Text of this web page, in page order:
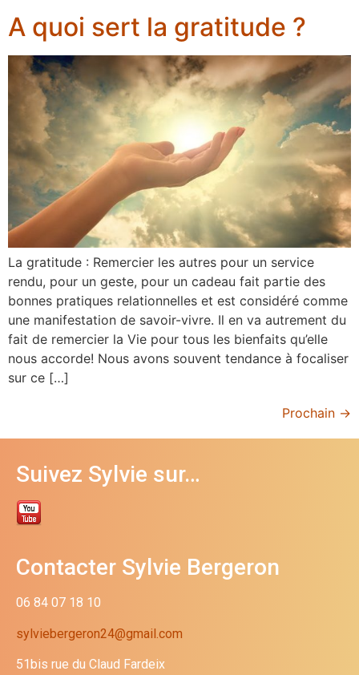
A quoi sert la gratitude ?
La gratitude : Remercier les autres pour un service
rendu, pour un geste, pour un cadeau fait partie des
bonnes pratiques relationnelles et est considéré comme
une manifestation de savoir-vivre. Il en va autrement du
fait de remercier la Vie pour tous les bienfaits qu’elle
nous accorde! Nous avons souvent tendance à focaliser
sur ce […]
Prochain →
Suivez Sylvie sur…
Contacter Sylvie Bergeron
06 84 07 18 10
sylviebergeron24@gmail.com
51bis rue du Claud Fardeix